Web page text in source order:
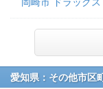
愛知県：その他市区